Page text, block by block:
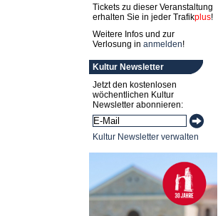
Tickets zu dieser Veranstaltung
erhalten Sie in jeder Trafikplus!
Weitere Infos und zur
Verlosung in anmelden!
Kultur Newsletter
Jetzt den kostenlosen
wöchentlichen Kultur
Newsletter abonnieren:
Kultur Newsletter verwalten